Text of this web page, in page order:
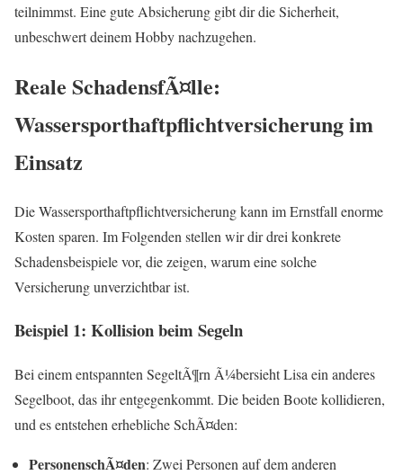
teilnimmst. Eine gute Absicherung gibt dir die Sicherheit,
unbeschwert deinem Hobby nachzugehen.
Reale SchadensfÃ¤lle:
Wassersporthaftpflichtversicherung im
Einsatz
Die Wassersporthaftpflichtversicherung kann im Ernstfall enorme
Kosten sparen. Im Folgenden stellen wir dir drei konkrete
Schadensbeispiele vor, die zeigen, warum eine solche
Versicherung unverzichtbar ist.
Beispiel 1: Kollision beim Segeln
Bei einem entspannten SegeltÃ¶rn Ã¼bersieht Lisa ein anderes
Segelboot, das ihr entgegenkommt. Die beiden Boote kollidieren,
und es entstehen erhebliche SchÃ¤den:
PersonenschÃ¤den: Zwei Personen auf dem anderen